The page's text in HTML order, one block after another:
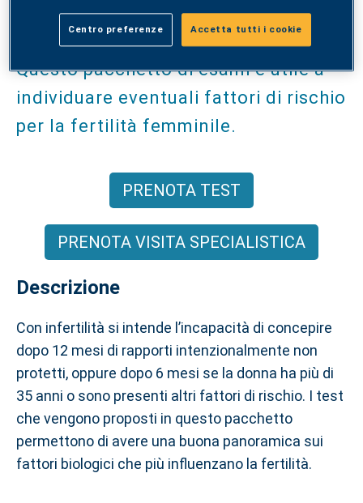
Check-up Infertilità Femminile
Questo pacchetto di esami è utile a
individuare eventuali fattori di rischio
per la fertilità femminile.
PRENOTA TEST
PRENOTA VISITA SPECIALISTICA
Descrizione
Con infertilità si intende l’incapacità di concepire
dopo 12 mesi di rapporti intenzionalmente non
protetti, oppure dopo 6 mesi se la donna ha più di
35 anni o sono presenti altri fattori di rischio. I test
che vengono proposti in questo pacchetto
permettono di avere una buona panoramica sui
fattori biologici che più influenzano la fertilità.
Centro preferenze Accetta tutti i cookie